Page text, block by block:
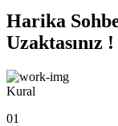
Harika
Uzaktasınız !
Kural
01